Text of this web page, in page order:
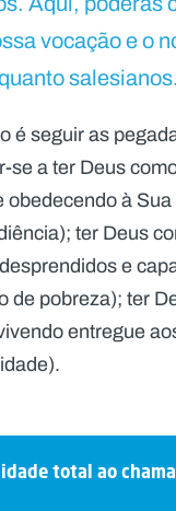
vocação e o
salesianos.
é seguir as
se a ter Deus
obedecendo à
ter Deus
e
de pobreza); ter
entregue
total ao